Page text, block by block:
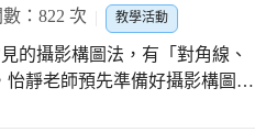
連結
的主題。每個人孩子都有自己
魂已經在悄悄萌芽中。 . 一起
都在文昌攝影社粉絲頁， 網址
小攝影社-103700895394079/
：822 次 教學活動
的攝影構圖法，有「對角線、
靜老師預先準備好攝影構圖法